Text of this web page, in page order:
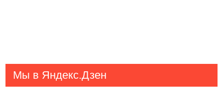
Мы в Яндекс.Дзен